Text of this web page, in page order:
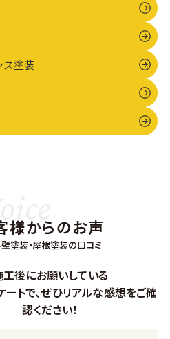
塗装
様からのお声
塗装・屋根塗装の口コミ
工後にお願いしている
トで、ぜひリアルな感想をご確
認ください！